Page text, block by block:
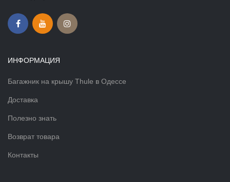
ИНФОРМАЦИЯ
Багажник на крышу Thule в Одессе
Доставка
Полезно знать
Возврат товара
Контакты